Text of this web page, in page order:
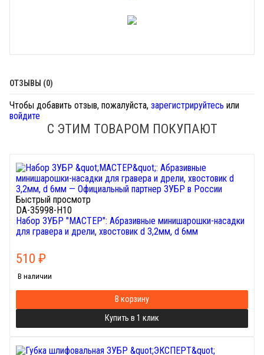
ОТЗЫВЫ (0)
Чтобы добавить отзыв, пожалуйста, зарегистрируйтесь или
войдите
С ЭТИМ ТОВАРОМ ПОКУПАЮТ
Быстрый просмотр
DA-35998-H10
Набор ЗУБР "МАСТЕР": Абразивные минишарошки-насадки
для гравера и дрели, хвостовик d 3,2мм, d 6мм
510 ₽
В наличии
В корзину
Купить в 1 клик